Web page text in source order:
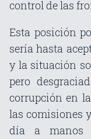
control de las
Esta posición
sería hasta
y la situación
pero
corrupción en
las comisiones
día a manos